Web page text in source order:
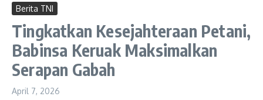
Berita TNI
Tingkatkan Kesejahteraan Petani,
Babinsa Keruak Maksimalkan
Serapan Gabah
April 7, 2026